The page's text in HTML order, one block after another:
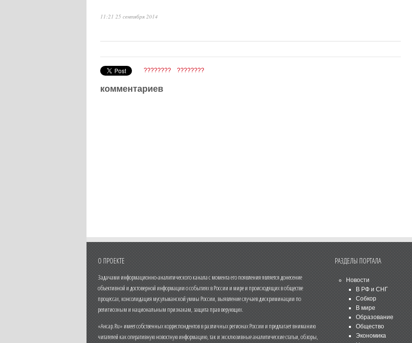
11:21 25 сентября 2014
???????? ????????
комментариев
О ПРОЕКТЕ
Задачами информационно-аналитического канала с момента его появления является донесение
объективной и достоверной информации о событиях в России и мире и происходящих в обществе
процессах, консолидация мусульманской уммы России, выявление случаев дискриминации по
религиозным и национальным признакам, защита прав верующих.
«Ансар.Ru» имеет собственных корреспондентов в различных регионах России и предлагает вниманию
читателей как оперативную новостную информацию, так и эксклюзивные аналитические статьи, обзоры,
РАЗДЕЛЫ ПОРТАЛА
Новости
В РФ и СНГ
Собкор
В мире
Образование
Общество
Экономика